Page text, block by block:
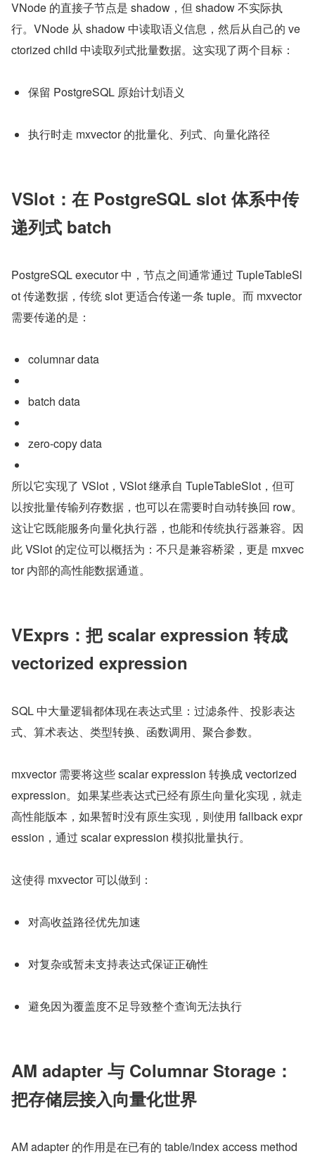
VNode 的直接子节点是 shadow，但 shadow 不实际执
行。VNode 从 shadow 中读取语义信息，然后从自己的 ve
ctorized child 中读取列式批量数据。这实现了两个目标：
保留 PostgreSQL 原始计划语义
执行时走 mxvector 的批量化、列式、向量化路径
VSlot：在 PostgreSQL slot 体系中传
递列式 batch
PostgreSQL executor 中，节点之间通常通过 TupleTableSl
ot 传递数据，传统 slot 更适合传递一条 tuple。而 mxvector
需要传递的是：
columnar data
batch data
zero-copy data
所以它实现了 VSlot，VSlot 继承自 TupleTableSlot，但可
以按批量传输列存数据，也可以在需要时自动转换回 row。
这让它既能服务向量化执行器，也能和传统执行器兼容。因
此 VSlot 的定位可以概括为：不只是兼容桥梁，更是 mxvec
tor 内部的高性能数据通道。
VExprs：把 scalar expression 转成
vectorized expression
SQL 中大量逻辑都体现在表达式里：过滤条件、投影表达
式、算术表达、类型转换、函数调用、聚合参数。
mxvector 需要将这些 scalar expression 转换成 vectorized
expression。如果某些表达式已经有原生向量化实现，就走
高性能版本，如果暂时没有原生实现，则使用 fallback expr
ession，通过 scalar expression 模拟批量执行。
这使得 mxvector 可以做到：
对高收益路径优先加速
对复杂或暂未支持表达式保证正确性
避免因为覆盖度不足导致整个查询无法执行
AM adapter 与 Columnar Storage：
把存储层接入向量化世界
AM adapter 的作用是在已有的 table/index access method